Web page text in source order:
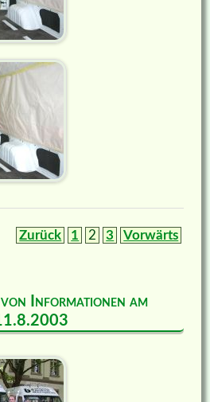
Zurück
1 2 3 Vorwärts
Informationen am